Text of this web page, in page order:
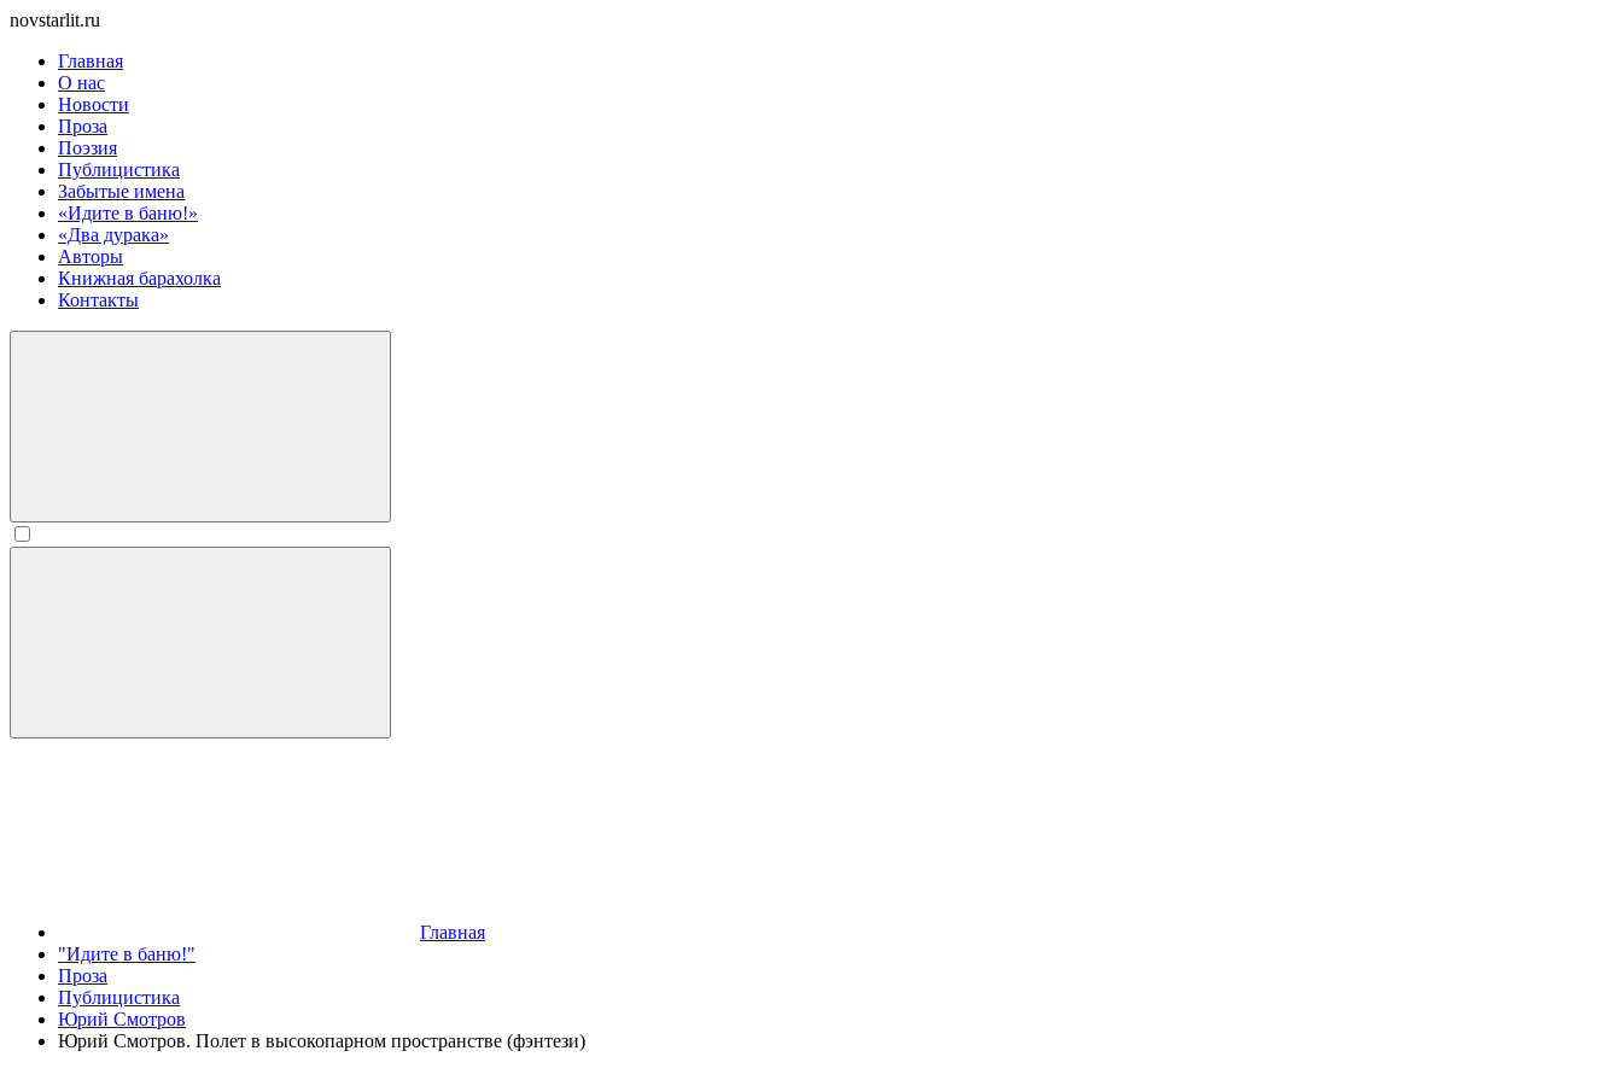
novstarlit.ru
Главная
О нас
Новости
Проза
Поэзия
Публицистика
Забытые имена
«Идите в баню!»
«Два дурака»
Авторы
Книжная барахолка
Контакты
Главная
"Идите в баню!"
Проза
Публицистика
Юрий Смотров
Юрий Смотров. Полет в высокопарном пространстве (фэнтези)